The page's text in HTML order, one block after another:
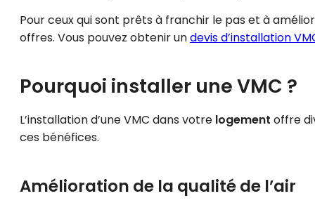
Pour ceux qui sont prêts à franchir le pas et à
offres. Vous pouvez obtenir undevis d’installation
Pourquoi installer une VMC ?
L’installation d’une VMC dans votre logement offre
ces bénéfices.
Amélioration de la qualité de l’air